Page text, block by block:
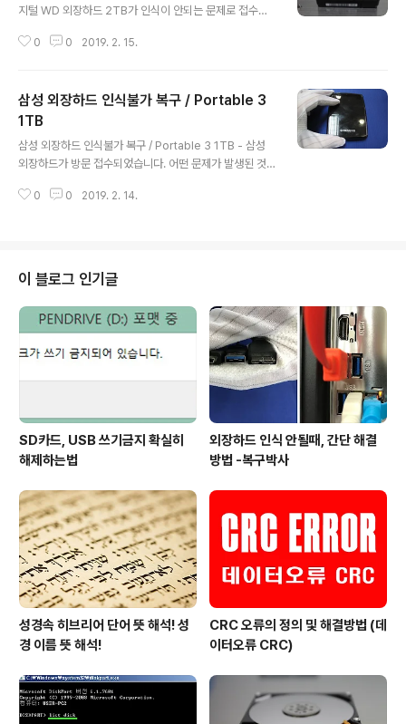
지털 WD 외장하드 2TB가 인식이 안되는 문제로 접수되
뢰품: WD 2.5" 2TB my passport 외장하드.장애증상:
98% >> 외장하드가 인식을 하지 못할때는 몇가지 요인이
있으나 그 중 한가지를 뽑으라면 헤드불량이라 하겠다. 헤
드는 데이터를 기록하고 판독하는 장치이기 때문에 헤드에
문제가 있으면 인식이 되지 않는다. 외장하드가 인식을 못
늘어나면 인식이 되지 않는 상태가 된다. 세번째 원인으로
0 0 2019. 2. 15.
삼성 외장하드 인식불가 복구 / Portable 3
1TB
삼성 외장하드 인식불가 복구 / Portable 3 1TB - 삼성
외장하드가 방문 접수되었습니다. 어떤 문제가 발생된 것
/ HX-MTD10EA/D2장애증상: 작동하지 않는 인식불가
9% >> 해당 하드 드라이브는 불량으로 인해 한번 교체받
은 이력이 있는 하드 드라이브로 사용중에 문제가 발생되
거나 이상을 감지하지 못했으나 마지막으로 연결시 작동되
지 않는 상태가 되었으며, 점검결과 스핀들모터의 불량이
확인됨. 헤드 불량이 아니므로 미디어 손상이 발생되지 않
아 데이터의 ..
0 0 2019. 2. 14.
이 블로그 인기글
SD카드, USB 쓰기금지 확실히
해제하는법
외장하드 인식 안될때, 간단 해결
방법 -복구박사
성경속 히브리어 단어 뜻 해석! 성
경 이름 뜻 해석!
CRC 오류의 정의 및 해결방법 (데
이터오류 CRC)